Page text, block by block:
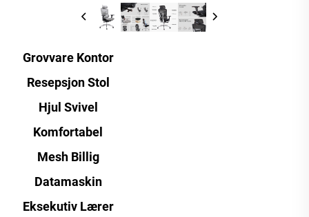
Grovvare Kontor
Resepsjon Stol
Hjul Svivel
Komfortabel
Mesh Billig
Datamaskin
Eksekutiv Lærer